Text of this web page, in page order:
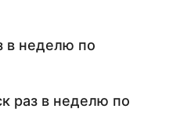
в неделю по
раз в неделю по